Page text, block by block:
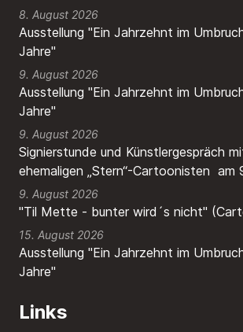
8. August 2026
Ausstellung "Ein Jahrzehnt im
Jahre"
9. August 2026
Ausstellung "Ein Jahrzehnt im
Jahre"
9. August 2026
Signierstunde und Künstlergespräch
ehemaligen „Stern“-Cartoonisten am
9. August 2026
"Til Mette - bunter wird´s nicht"
15. August 2026
Ausstellung "Ein Jahrzehnt im
Jahre"
Links